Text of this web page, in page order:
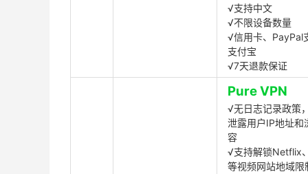
√支持中文
√不限设备数量
√信用卡、PayPal
支付宝
√7天退款保证
Pure VPN
√无日志记录政策
泄露用户IP地址和
容
√支持解锁Netflix
等视频网站地域限